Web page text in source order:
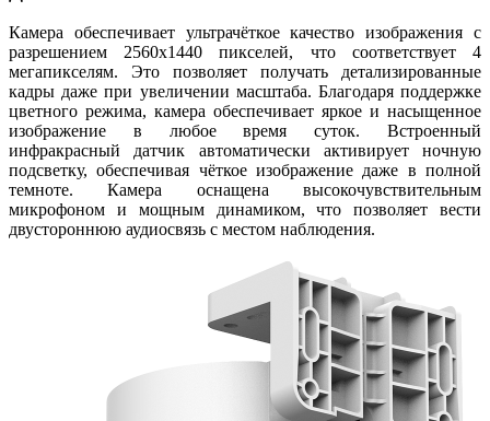
Камера обеспечивает ультрачёткое качество изображения с
разрешением 2560x1440 пикселей, что соответствует 4
мегапикселям. Это позволяет получать детализированные
кадры даже при увеличении масштаба. Благодаря поддержке
цветного режима, камера обеспечивает яркое и насыщенное
изображение в любое время суток. Встроенный
инфракрасный датчик автоматически активирует ночную
подсветку, обеспечивая чёткое изображение даже в полной
темноте. Камера оснащена высокочувствительным
микрофоном и мощным динамиком, что позволяет вести
двустороннюю аудиосвязь с местом наблюдения.